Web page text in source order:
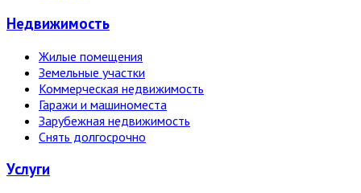
Недвижи­мость
Жилые помещения
Земельные участки
Коммерческая недвижимость
Гаражи и машиноместа
Зарубежная недвижимость
Снять долгосрочно
Услуги